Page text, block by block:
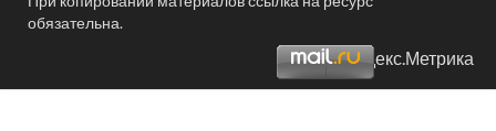
обязательна.